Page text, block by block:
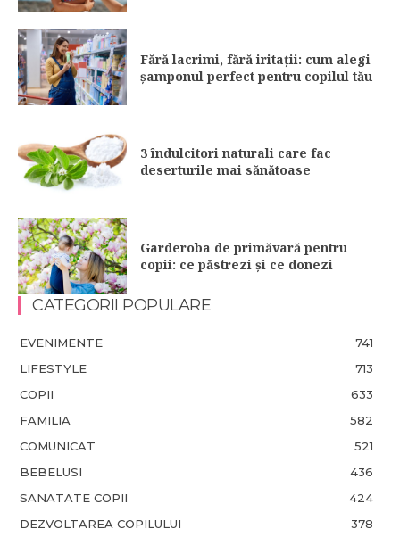
Fără lacrimi, fără iritații: cum alegi
șamponul perfect pentru copilul tău
3 îndulcitori naturali care fac
deserturile mai sănătoase
Garderoba de primăvară pentru
copii: ce păstrezi și ce donezi
CATEGORII POPULARE
EVENIMENTE
741
LIFESTYLE
713
COPII
633
FAMILIA
582
COMUNICAT
521
BEBELUSI
436
SANATATE COPII
424
DEZVOLTAREA COPILULUI
378